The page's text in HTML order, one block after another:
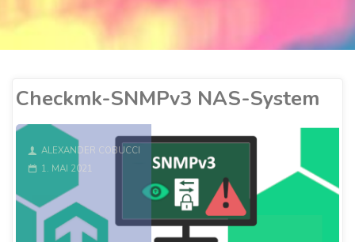
Checkmk-SNMPv3 NAS-System
ALEXANDER COBUCCI
1. MAI 2021